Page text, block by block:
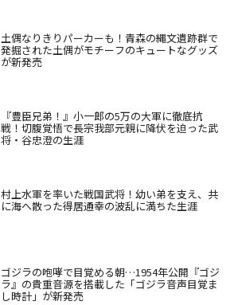
土偶なりきりパーカーも！青森の縄文遺跡群で
発掘された土偶がモチーフのキュートなグッズ
が新発売
『豊臣兄弟！』小一郎の5万の大軍に徹底抗
戦！切腹覚悟で長宗我部元親に降伏を迫った武
将・谷忠澄の生涯
村上水軍を率いた戦国武将！幼い弟を支え、共
に海へ散った得居通幸の波乱に満ちた生涯
ゴジラの咆哮で目覚める朝…1954年公開『ゴジ
ラ』の貴重音源を搭載した「ゴジラ音声目覚ま
し時計」が新発売